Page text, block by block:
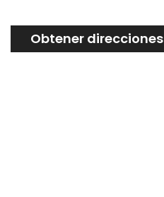
Obtener direcciones